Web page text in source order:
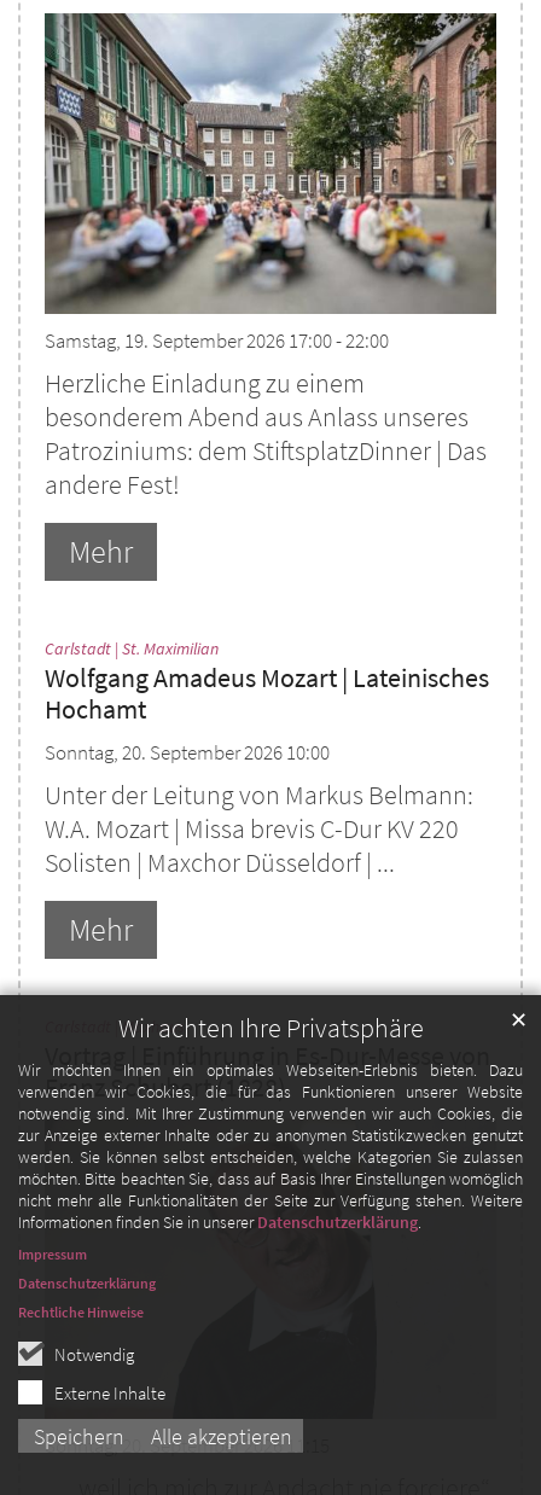
Wir achten Ihre Privatsphäre
Wir möchten Ihnen ein optimales Webseiten-Erlebnis bieten. Dazu
verwenden wir Cookies, die für das Funktionieren unserer Website
notwendig sind. Mit Ihrer Zustimmung verwenden wir auch Cookies, die
zur Anzeige externer Inhalte oder zu anonymen Statistikzwecken genutzt
werden. Sie können selbst entscheiden, welche Kategorien Sie zulassen
möchten. Bitte beachten Sie, dass auf Basis Ihrer Einstellungen womöglich
nicht mehr alle Funktionalitäten der Seite zur Verfügung stehen. Weitere
Informationen finden Sie in unsererDatenschutzerklärung.
Notwendig
Externe Inhalte
Speichern Alle akzeptieren
✕
Impressum
Datenschutzerklärung
Rechtliche Hinweise
Samstag, 19. September 2026 17:00 - 22:00
Herzliche Einladung zu einem
besonderem Abend aus Anlass unseres
Patroziniums: dem StiftsplatzDinner | Das
andere Fest!
Mehr
Carlstadt | St. Maximilian:
Wolfgang Amadeus Mozart | Lateinisches
Hochamt
Sonntag, 20. September 2026 10:00
Unter der Leitung von Markus Belmann:
W.A. Mozart | Missa brevis C-Dur KV 220
Solisten | Maxchor Düsseldorf | ...
Mehr
Carlstadt | Maxhaus:
Vortrag | Einführung in Es-Dur-Messe von
Franz Schubert (1828)
Sonntag, 20. September 2026 11:15